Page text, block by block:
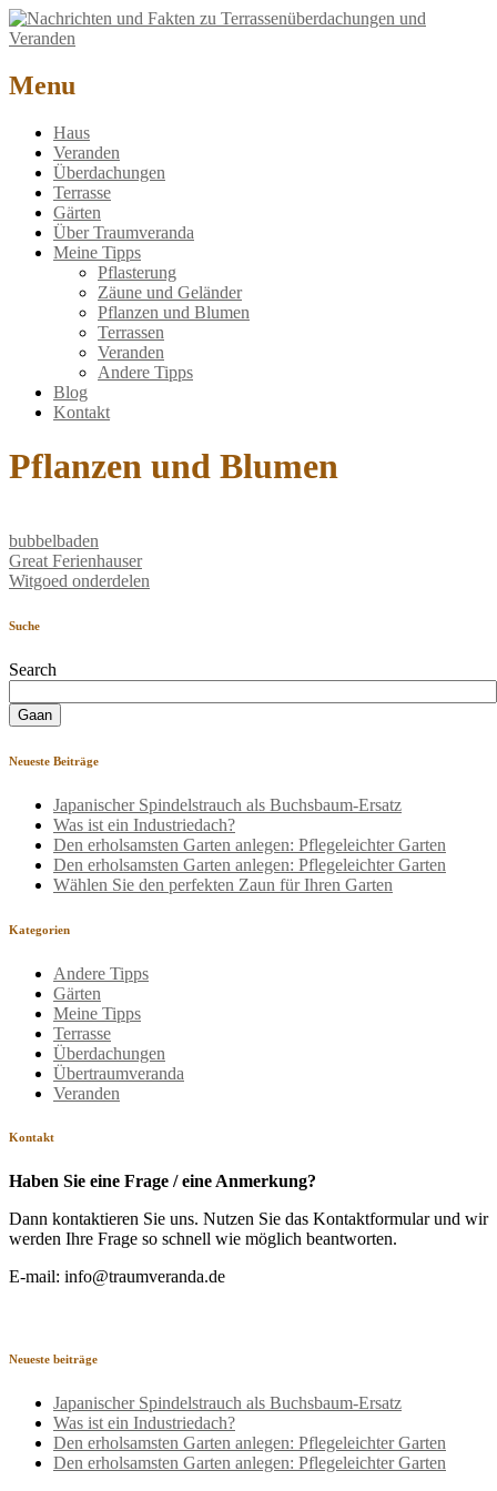
Nachrichten und Fakten zu Terrassenüberdachungen und Veranden
Menu
Haus
Veranden
Überdachungen
Terrasse
Gärten
Über Traumveranda
Meine Tipps
Pflasterung
Zäune und Geländer
Pflanzen und Blumen
Terrassen
Veranden
Andere Tipps
Blog
Kontakt
Pflanzen und Blumen
bubbelbaden
Great Ferienhauser
Witgoed onderdelen
Suche
Search
Neueste Beiträge
Japanischer Spindelstrauch als Buchsbaum-Ersatz
Was ist ein Industriedach?
Den erholsamsten Garten anlegen: Pflegeleichter Garten
Den erholsamsten Garten anlegen: Pflegeleichter Garten
Wählen Sie den perfekten Zaun für Ihren Garten
Kategorien
Andere Tipps
Gärten
Meine Tipps
Terrasse
Überdachungen
Übertraumveranda
Veranden
Kontakt
Haben Sie eine Frage / eine Anmerkung?
Dann kontaktieren Sie uns. Nutzen Sie das Kontaktformular und wir
werden Ihre Frage so schnell wie möglich beantworten.
E-mail: info@traumveranda.de
Neueste beiträge
Japanischer Spindelstrauch als Buchsbaum-Ersatz
Was ist ein Industriedach?
Den erholsamsten Garten anlegen: Pflegeleichter Garten
Den erholsamsten Garten anlegen: Pflegeleichter Garten